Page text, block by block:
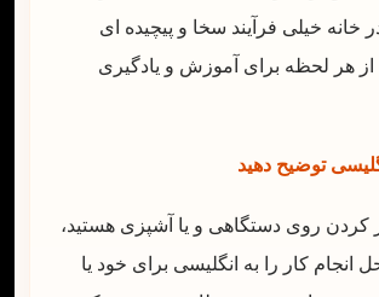
خانه خیلی فرآیند سخا و پیچیده ای
از هر لحظه برای آموزش و یادگیری
توضیح دهید
کردن روی دستگاهی و یا آشپزی هستید،
انجام کار را به انگلیسی برای خود یا